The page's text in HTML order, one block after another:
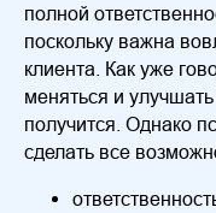
полной
поскольку важна
клиента. Как уже
меняться и
получится. Однако
сделать все